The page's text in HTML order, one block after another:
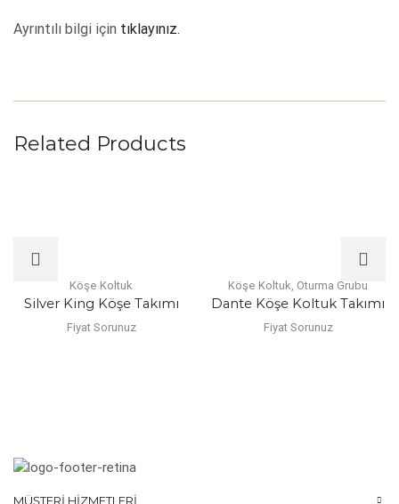
Ayrıntılı bilgi için tıklayınız.
Related Products
Köşe Koltuk
Silver King Köşe Takımı
Fiyat Sorunuz
Köşe Koltuk, Oturma Grubu
Dante Köşe Koltuk Takımı
Fiyat Sorunuz
MÜŞTERI HIZMETLERI